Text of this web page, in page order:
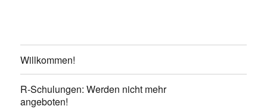
Willkommen!
R-Schulungen: Werden nicht mehr
angeboten!